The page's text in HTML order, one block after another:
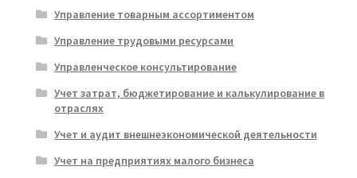
Управление товарным ассортиментом
Управление трудовыми ресурсами
Управленческое консультирование
Учет затрат, бюджетирование и калькулирование в
отраслях
Учет и аудит внешнеэкономической деятельности
Учет на предприятиях малого бизнеса